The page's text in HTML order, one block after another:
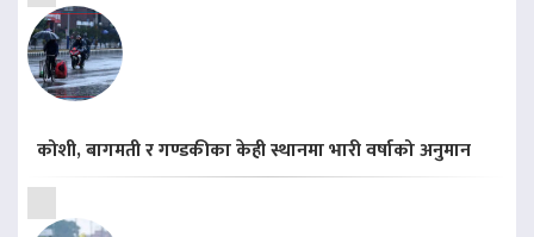
कोशी, बागमती र गण्डकीका केही स्थानमा भारी वर्षाको अनुमान